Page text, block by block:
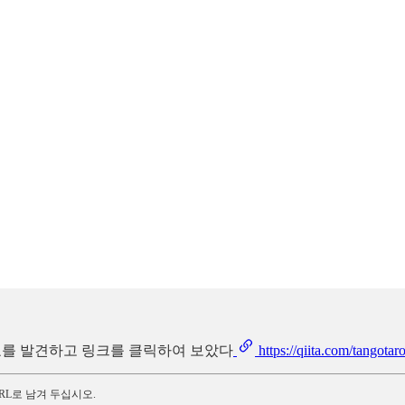
발견하고 링크를 클릭하여 보았다 https://qiita.com/
로 남겨 두십시오.